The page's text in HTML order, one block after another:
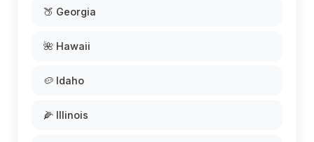
🍑 Georgia
🌺 Hawaii
🥔 Idaho
🌽 Illinois